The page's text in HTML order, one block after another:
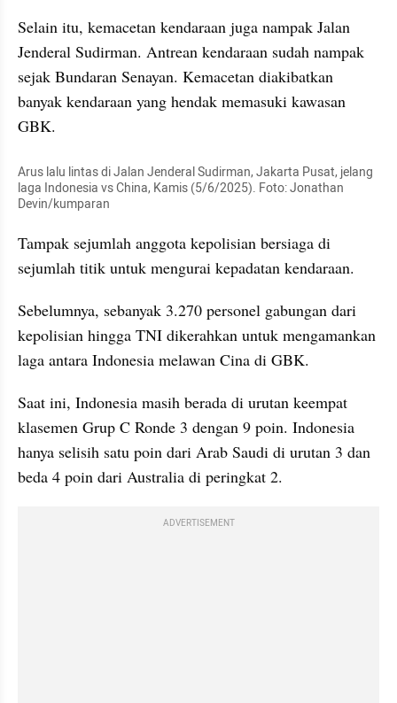
Selain itu, kemacetan kendaraan juga nampak Jalan
Jenderal Sudirman. Antrean kendaraan sudah nampak
sejak Bundaran Senayan. Kemacetan diakibatkan
banyak kendaraan yang hendak memasuki kawasan
GBK.
Arus lalu lintas di Jalan Jenderal Sudirman, Jakarta Pusat, jelang
laga Indonesia vs China, Kamis (5/6/2025). Foto: Jonathan
Devin/kumparan
Tampak sejumlah anggota kepolisian bersiaga di
sejumlah titik untuk mengurai kepadatan kendaraan.
Sebelumnya, sebanyak 3.270 personel gabungan dari
kepolisian hingga TNI dikerahkan untuk mengamankan
laga antara Indonesia melawan Cina di GBK.
Saat ini, Indonesia masih berada di urutan keempat
klasemen Grup C Ronde 3 dengan 9 poin. Indonesia
hanya selisih satu poin dari Arab Saudi di urutan 3 dan
beda 4 poin dari Australia di peringkat 2.
ADVERTISEMENT